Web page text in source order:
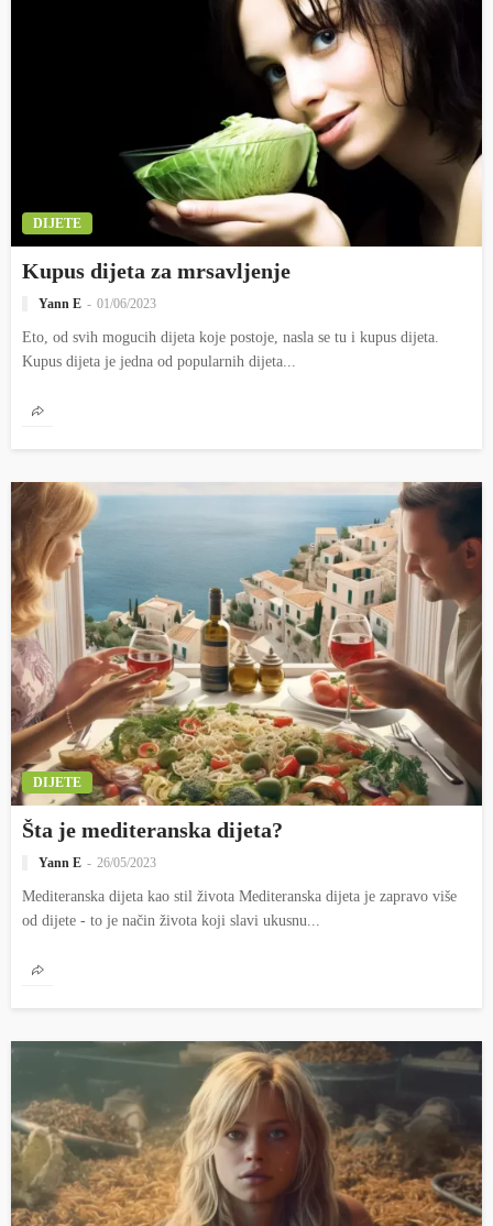
DIJETE
Kupus dijeta za mrsavljenje
Yann E 01/06/2023
Eto, od svih mogucih dijeta koje postoje, nasla se tu i kupus dijeta.
Kupus dijeta je jedna od popularnih dijeta...
DIJETE
Šta je mediteranska dijeta?
Yann E 26/05/2023
Mediteranska dijeta kao stil života Mediteranska dijeta je zapravo više
od dijete - to je način života koji slavi ukusnu...